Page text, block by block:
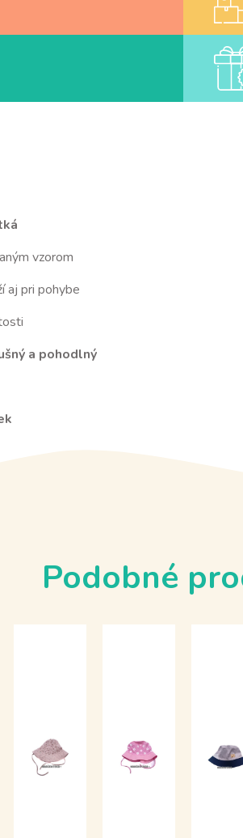
vzorom
aj pri pohybe
a pohodlný
Podobné